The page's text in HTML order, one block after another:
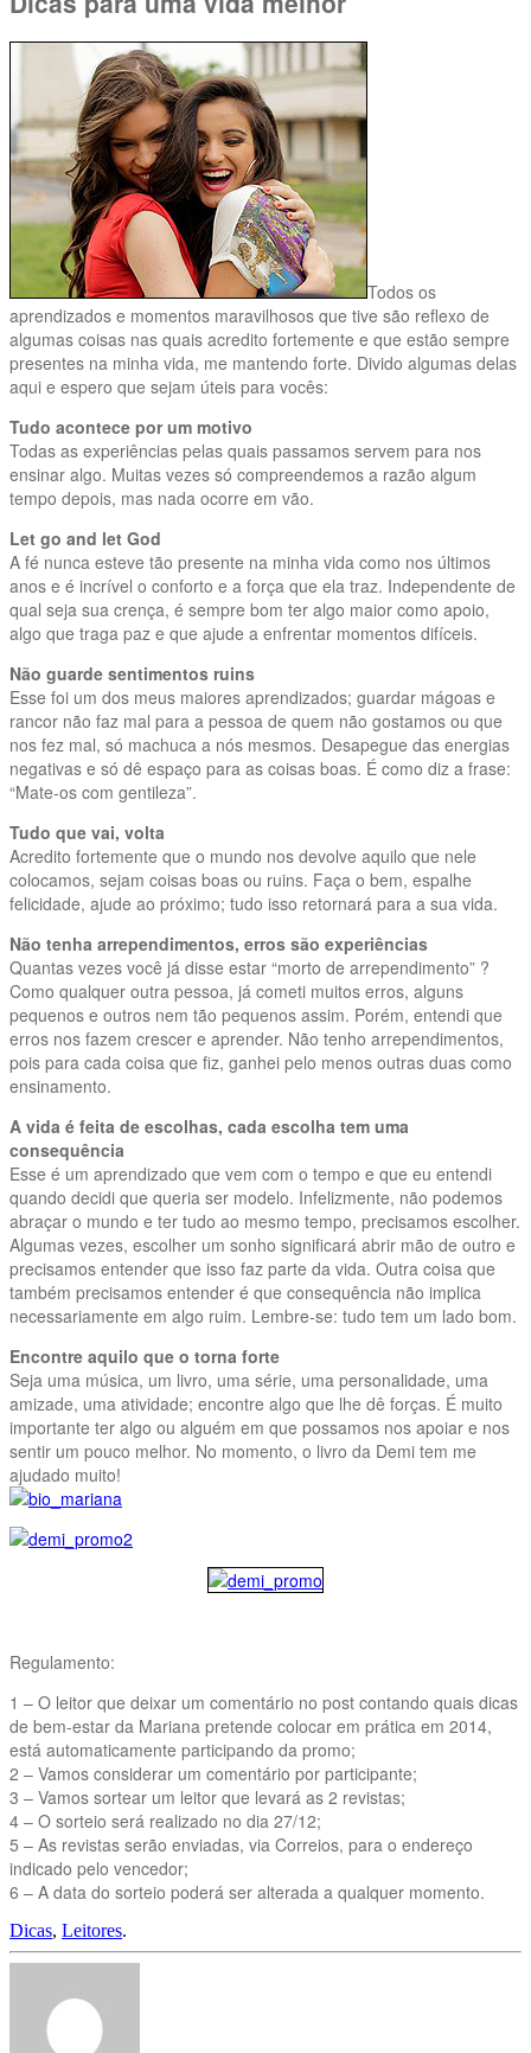
Todos os
aprendizados e momentos maravilhosos que tive são reflexo de
algumas coisas nas quais acredito fortemente e que estão sempre
presentes na minha vida, me mantendo forte. Divido algumas delas
aqui e espero que sejam úteis para vocês:
Tudo acontece por um motivo
Todas as experiências pelas quais passamos servem para nos
ensinar algo. Muitas vezes só compreendemos a razão algum
tempo depois, mas nada ocorre em vão.
Let go and let God
A fé nunca esteve tão presente na minha vida como nos últimos
anos e é incrível o conforto e a força que ela traz. Independente de
qual seja sua crença, é sempre bom ter algo maior como apoio,
algo que traga paz e que ajude a enfrentar momentos difíceis.
Não guarde sentimentos ruins
Esse foi um dos meus maiores aprendizados; guardar mágoas e
rancor não faz mal para a pessoa de quem não gostamos ou que
nos fez mal, só machuca a nós mesmos. Desapegue das energias
negativas e só dê espaço para as coisas boas. É como diz a frase:
“Mate-os com gentileza”.
Tudo que vai, volta
Acredito fortemente que o mundo nos devolve aquilo que nele
colocamos, sejam coisas boas ou ruins. Faça o bem, espalhe
felicidade, ajude ao próximo; tudo isso retornará para a sua vida.
Não tenha arrependimentos, erros são experiências
Quantas vezes você já disse estar “morto de arrependimento” ?
Como qualquer outra pessoa, já cometi muitos erros, alguns
pequenos e outros nem tão pequenos assim. Porém, entendi que
erros nos fazem crescer e aprender. Não tenho arrependimentos,
pois para cada coisa que fiz, ganhei pelo menos outras duas como
ensinamento.
A vida é feita de escolhas, cada escolha tem uma
consequência
Esse é um aprendizado que vem com o tempo e que eu entendi
quando decidi que queria ser modelo. Infelizmente, não podemos
abraçar o mundo e ter tudo ao mesmo tempo, precisamos escolher.
Algumas vezes, escolher um sonho significará abrir mão de outro e
precisamos entender que isso faz parte da vida. Outra coisa que
também precisamos entender é que consequência não implica
necessariamente em algo ruim. Lembre-se: tudo tem um lado bom.
Encontre aquilo que o torna forte
Seja uma música, um livro, uma série, uma personalidade, uma
amizade, uma atividade; encontre algo que lhe dê forças. É muito
importante ter algo ou alguém em que possamos nos apoiar e nos
sentir um pouco melhor. No momento, o livro da Demi tem me
ajudado muito!
Regulamento:
1 – O leitor que deixar um comentário no post contando quais dicas
de bem-estar da Mariana pretende colocar em prática em 2014,
está automaticamente participando da promo;
2 – Vamos considerar um comentário por participante;
3 – Vamos sortear um leitor que levará as 2 revistas;
4 – O sorteio será realizado no dia 27/12;
5 – As revistas serão enviadas, via Correios, para o endereço
indicado pelo vencedor;
6 – A data do sorteio poderá ser alterada a qualquer momento.
Dicas, Leitores.